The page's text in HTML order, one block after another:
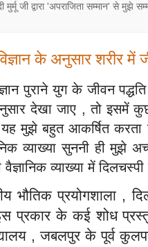
मुर्मू जी द्वारा 'अपराजिता सम्मान' से
के अनुसार शरीर में
पुराने युग के जीवन
देखा जाए , तो इसमें
मुझे बहुत आकर्षित
व्‍याख्‍या सुननी ही मुझे
व्‍याख्‍या में
भौतिक प्रयोगशाला ,
प्रकार के कई शोध
, जबलपुर के पूर्व